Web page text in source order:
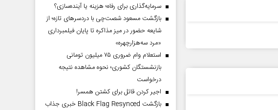
سرمایه‌گذاری برای رفاه؛ هزینه یا آینده‌سازی؟
بازگشت مسعود شصت‌چی با دردسر‌های تازه؛ از
شایعه حضور در میز مذاکره تا پایان فیلمبرداری
«مرد سه‌هزارچهره»
استعلام وام ضروری ۷۵ میلیون تومانی
بازنشستگان کشوری؛ نحوه مشاهده نتیجه
درخواست
اجیر کردن قاتل برای کشتن همسر!
بازگشت Black Flag Resynced خبری جذاب